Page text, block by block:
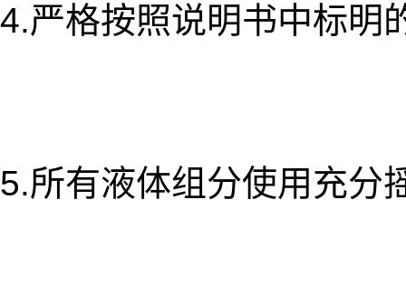
4.严格按照说明书中标明
5.所有液体组分使用充分